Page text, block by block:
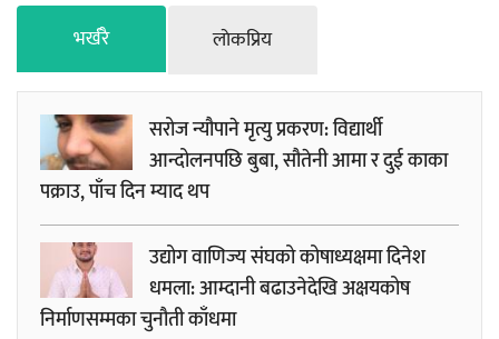
भर्खरै लाेकप्रिय
सरोज न्यौपाने मृत्यु प्रकरण: विद्यार्थी
आन्दोलनपछि बुबा, सौतेनी आमा र दुई काका
पक्राउ, पाँच दिन म्याद थप
उद्योग वाणिज्य संघको कोषाध्यक्षमा दिनेश
धमला: आम्दानी बढाउनेदेखि अक्षयकोष
निर्माणसम्मका चुनौती काँधमा